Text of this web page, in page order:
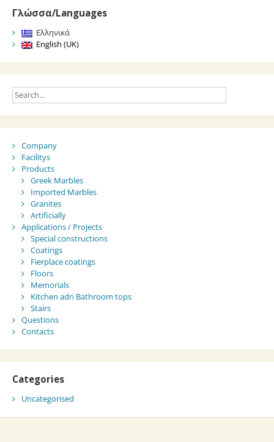
Γλώσσα/Languages
Ελληνικά
English (UK)
Company
Facilitys
Products
Greek Marbles
Imported Marbles
Granites
Artificially
Applications / Projects
Special constructions
Coatings
Fierplace coatings
Floors
Memorials
Kitchen adn Bathroom tops
Stairs
Questions
Contacts
Categories
Uncategorised